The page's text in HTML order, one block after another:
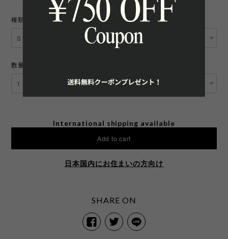
種類
数量
International shipping available
Add to cart
日本国内にお住まいの方向け
SHARE ON